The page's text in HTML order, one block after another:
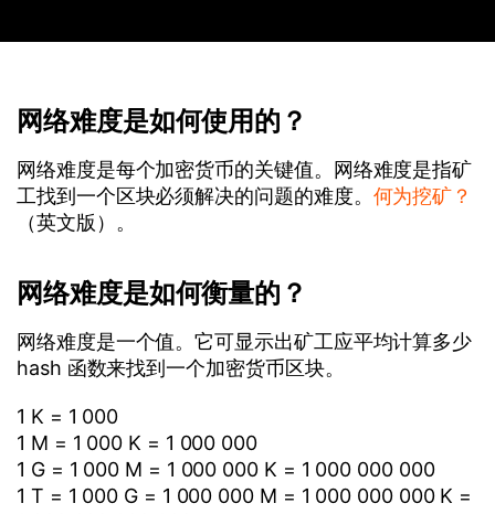
网络难度是如何使用的？
网络难度是每个加密货币的关键值。网络难度是指矿
工找到一个区块必须解决的问题的难度。 何为挖矿？
（英文版）。
网络难度是如何衡量的？
网络难度是一个值。它可显示出矿工应平均计算多少
hash 函数来找到一个加密货币区块。
1 K = 1 000
1 M = 1 000 K = 1 000 000
1 G = 1 000 M = 1 000 000 K = 1 000 000 000
1 T = 1 000 G = 1 000 000 M = 1 000 000 000 K =